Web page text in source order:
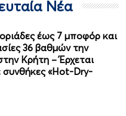
Νέα
έως 7 μποφόρ και
36 βαθμών την
Κρήτη – Έρχεται
«Hot-Dry-